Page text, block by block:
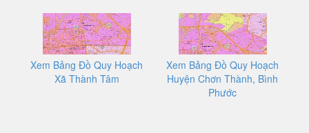
Xem Bảng Đồ Quy Hoạch
Xã Thành Tâm
Xem Bảng Đồ Quy Hoạch
Huyện Chơn Thành, Bình
Phước